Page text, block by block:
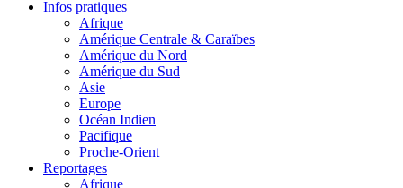
Infos pratiques
Afrique
Amérique Centrale & Caraïbes
Amérique du Nord
Amérique du Sud
Asie
Europe
Océan Indien
Pacifique
Proche-Orient
Reportages
Afrique